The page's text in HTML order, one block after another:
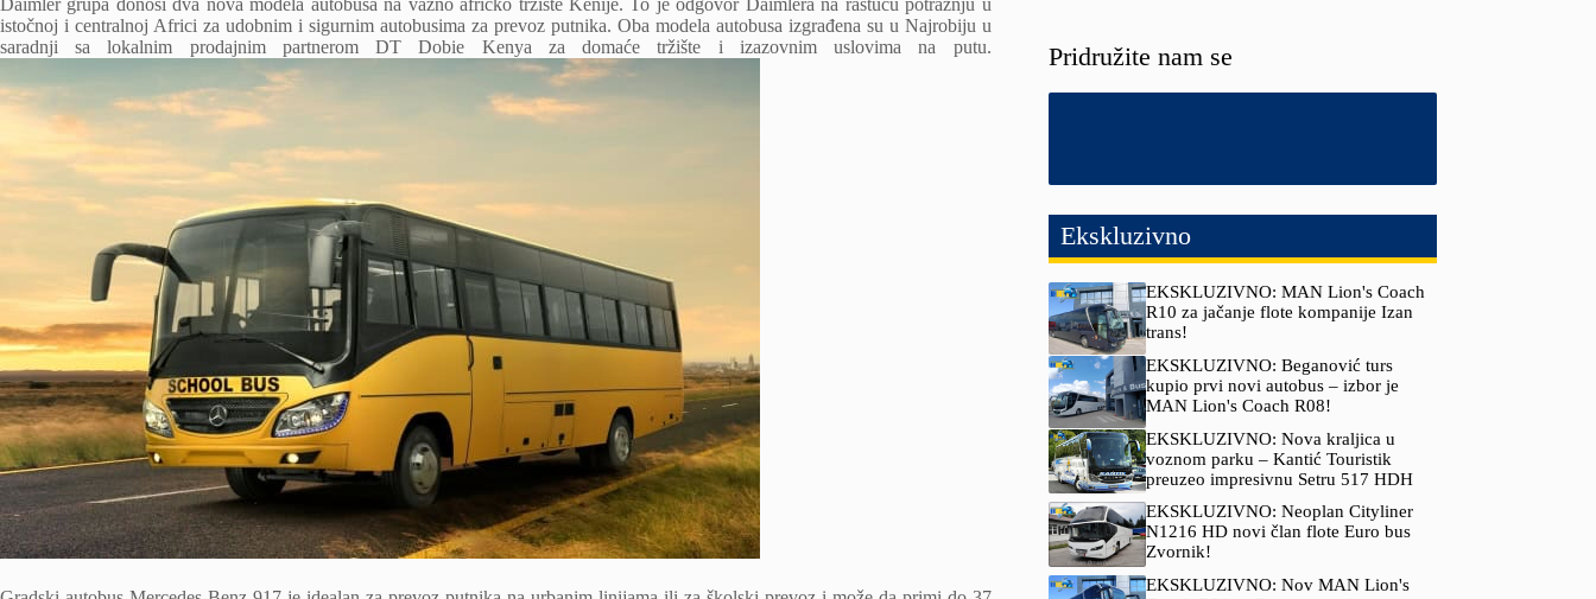
Daimler grupa donosi dva nova modela autobusa na važno afričko tržište Kenije. To je odgovor Daimlera na rastuću potražnju u
istočnoj i centralnoj Africi za udobnim i sigurnim autobusima za prevoz putnika. Oba modela autobusa izgrađena su u Najrobiju u
saradnji sa lokalnim prodajnim partnerom DT Dobie Kenya za domaće tržište i izazovnim uslovima na putu.
Pridružite nam se
Ekskluzivno
EKSKLUZIVNO: MAN Lion's Coach
R10 za jačanje flote kompanije Izan
trans!
EKSKLUZIVNO: Beganović turs
kupio prvi novi autobus – izbor je
MAN Lion's Coach R08!
EKSKLUZIVNO: Nova kraljica u
voznom parku – Kantić Touristik
preuzeo impresivnu Setru 517 HDH
EKSKLUZIVNO: Neoplan Cityliner
N1216 HD novi član flote Euro bus
Zvornik!
EKSKLUZIVNO: Nov MAN Lion's